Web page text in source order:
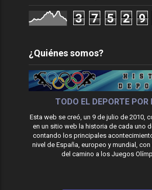
3 7 5 2 9
¿Quiénes somos?
TODO EL DEPORTE POR
Esta web se creó, un 9 de julio de 2010,
en un sitio web la historia de cada uno
contando los principales
nivel de España, europeo y mundial, con
del camino a los Juegos